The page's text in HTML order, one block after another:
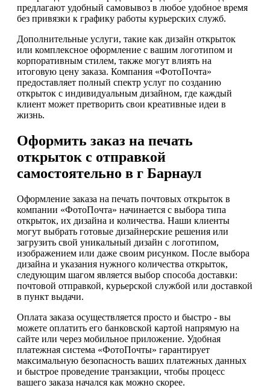
предлагают удобный самовывоз в любое удобное время
без привязки к графику работы курьерских служб.
Дополнительные услуги, такие как дизайн открыток
или комплексное оформление с вашим логотипом и
корпоративным стилем, также могут влиять на
итоговую цену заказа. Компания «ФотоПочта»
предоставляет полный спектр услуг по созданию
открыток с индивидуальным дизайном, где каждый
клиент может претворить свои креативные идеи в
жизнь.
Оформить заказ на печать
открыток с отправкой
самостоятельно в г Барнаул
Оформление заказа на печать почтовых открыток в
компании «ФотоПочта» начинается с выбора типа
открыток, их дизайна и количества. Наши клиенты
могут выбрать готовые дизайнерские решения или
загрузить свой уникальный дизайн с логотипом,
изображением или даже своим рисунком. После выбора
дизайна и указания нужного количества открыток,
следующим шагом является выбор способа доставки:
почтовой отправкой, курьерской службой или доставкой
в пункт выдачи.
Оплата заказа осуществляется просто и быстро - вы
можете оплатить его банковской картой напрямую на
сайте или через мобильное приложение. Удобная
платежная система «ФотоПочты» гарантирует
максимальную безопасность ваших платежных данных
и быстрое проведение транзакции, чтобы процесс
вашего заказа начался как можно скорее.